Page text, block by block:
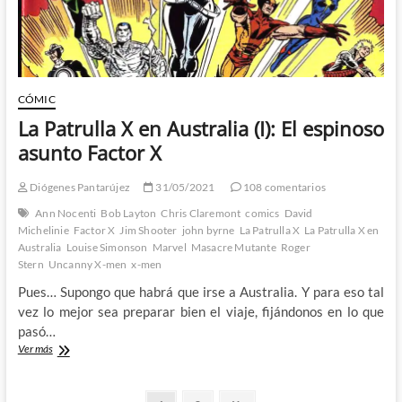
CÓMIC
La Patrulla X en Australia (I): El espinoso
asunto Factor X
Diógenes Pantarújez 31/05/2021
108 comentarios
Ann Nocenti Bob Layton Chris Claremont comics David
Michelinie Factor X Jim Shooter john byrne La Patrulla X La Patrulla X en
Australia Louise Simonson Marvel Masacre Mutante Roger
Stern Uncanny X-men x-men
Pues… Supongo que habrá que irse a Australia. Y para eso tal
vez lo mejor sea preparar bien el viaje, fijándonos en lo que
pasó…
Ver másLa